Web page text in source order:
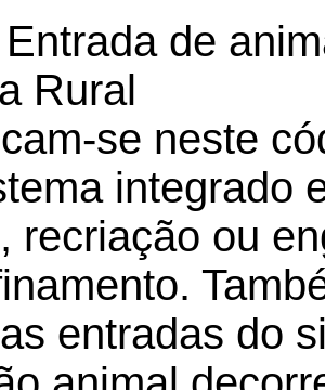
de
Rural
se neste
integrado
recriação ou
entradas do